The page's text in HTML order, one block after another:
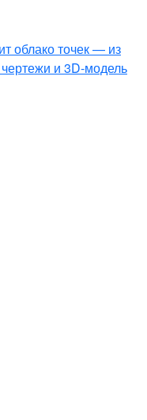
облако точек — из
и 3D-модель